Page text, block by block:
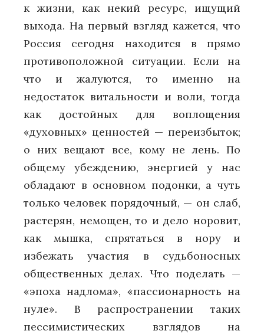
к жизни, как некий ресурс, ищущий
выхода. На первый взгляд кажется, что
Россия сегодня находится в прямо
противоположной ситуации. Если на
что и жалуются, то именно на
недостаток витальности и воли, тогда
как достойных для воплощения
«духовных» ценностей — переизбыток;
о них вещают все, кому не лень. По
общему убеждению, энергией у нас
обладают в основном подонки, а чуть
только человек порядочный, — он слаб,
растерян, немощен, то и дело норовит,
как мышка, спрятаться в нору и
избежать участия в судьбоносных
общественных делах. Что поделать —
«эпоха надлома», «пассионарность на
нуле». В распространении таких
пессимистических взглядов на